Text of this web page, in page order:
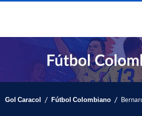
Gol Caracol / Fútbol Colombiano /